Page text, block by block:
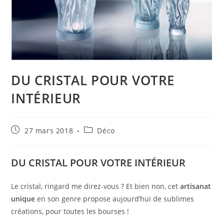
DU CRISTAL POUR VOTRE
INTÉRIEUR
Publication
27 mars 2018
PostDéco
DU CRISTAL POUR VOTRE INTÉRIEUR
Le cristal, ringard me direz-vous ? Et bien non, cetartisanat
unique en son genre propose aujourd’hui de sublimes
créations, pour toutes les bourses !